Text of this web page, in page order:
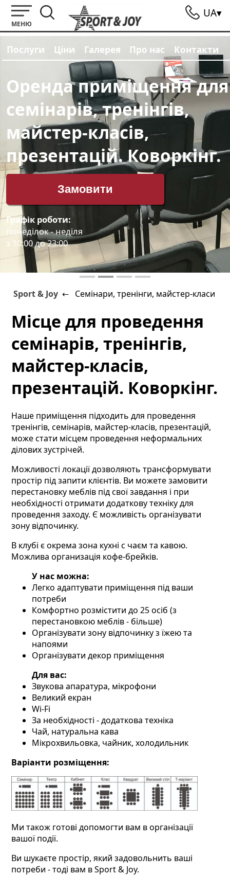
МЕНЮ
UA▾
Послуги Ціни Галерея Про нас Контакти
Оренда приміщення для
семінарів, тренінгів,
майстер-класів,
презентацій. Коворкінг.
Замовити
Графік роботи:
понеділок - неділя
з 10:00 до 23:00
Sport & Joy ← Семінари, тренінги, майстер-класи
Місце для проведення
семінарів, тренінгів,
майстер-класів,
презентацій. Коворкінг.
Наше приміщення підходить для проведення
тренінгів, семінарів, майстер-класів, презентацій,
може стати місцем проведення неформальних
ділових зустрічей.
Можливості локації дозволяють трансформувати
простір під запити клієнтів. Ви можете замовити
перестановку меблів під свої завдання і при
необхідності отримати додаткову техніку для
проведення заходу. Є можливість організувати
зону відпочинку.
В клубі є окрема зона кухні с чаєм та кавою.
Можлива организація кофе-брейків.
У нас можна:
Легко адаптувати приміщення під ваши
потреби
Комфортно розмістити до 25 осіб (з
перестановкою меблів - більше)
Організувати зону відпочинку з їжею та
напоями
Організувати декор приміщення
Для вас:
Звукова апаратура, мікрофони
Великий екран
Wi-Fi
За необхідності - додаткова техніка
Чай, натуральна кава
Мікрохвильовка, чайник, холодильник
Варіанти розміщення:
Ми також готові допомогти вам в організації
вашої події.
Ви шукаєте простір, який задовольнить ваші
потреби - тоді вам в Sport & Joy.